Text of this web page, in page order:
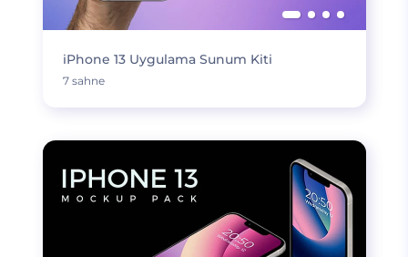
iPhone 13 Uygulama Sunum Kiti
7 sahne